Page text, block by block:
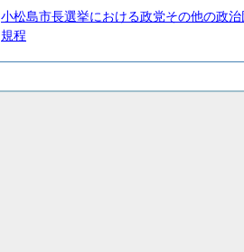
小松島市長選挙における政党その他の政
規程